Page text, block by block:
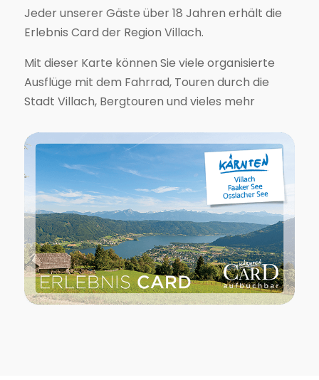
Jeder unserer Gäste über 18 Jahren erhält die
Erlebnis Card der Region Villach.
Mit dieser Karte können Sie viele organisierte
Ausflüge mit dem Fahrrad, Touren durch die
Stadt Villach, Bergtouren und vieles mehr